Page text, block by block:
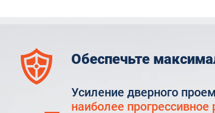
Обеспечьте
Усиление дверного
наиболее